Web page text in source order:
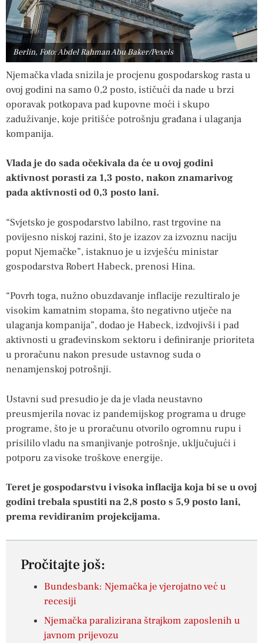
Berlin, Foto: Abdel Rahman Abu Baker/Pexels
Njemačka vlada snizila je procjenu gospodarskog rasta u
ovoj godini na samo 0,2 posto, ističući da nade u brzi
oporavak potkopava pad kupovne moći i skupo
zaduživanje, koje pritišće potrošnju građana i ulaganja
kompanija.
Vlada je do sada očekivala da će u ovoj godini
aktivnost porasti za 1,3 posto, nakon znamarivog
pada aktivnosti od 0,3 posto lani.
“Svjetsko je gospodarstvo labilno, rast trgovine na
povijesno niskoj razini, što je izazov za izvoznu naciju
poput Njemačke”, istaknuo je u izvješću ministar
gospodarstva Robert Habeck, prenosi Hina.
“Povrh toga, nužno obuzdavanje inflacije rezultiralo je
visokim kamatnim stopama, što negativno utječe na
ulaganja kompanija”, dodao je Habeck, izdvojivši i pad
aktivnosti u građevinskom sektoru i definiranje prioriteta
u proračunu nakon presude ustavnog suda o
nenamjenskoj potrošnji.
Ustavni sud presudio je da je vlada neustavno
preusmjerila novac iz pandemijskog programa u druge
programe, što je u proračunu otvorilo ogromnu rupu i
prisililo vladu na smanjivanje potrošnje, uključujući i
potporu za visoke troškove energije.
Teret je gospodarstvu i visoka inflacija koja bi se u ovoj
godini trebala spustiti na 2,8 posto s 5,9 posto lani,
prema revidiranim projekcijama.
Pročitajte još:
Bundesbank: Njemačka je vjerojatno već u
recesiji
Njemačka paralizirana štrajkom zaposlenih u
javnom prijevozu